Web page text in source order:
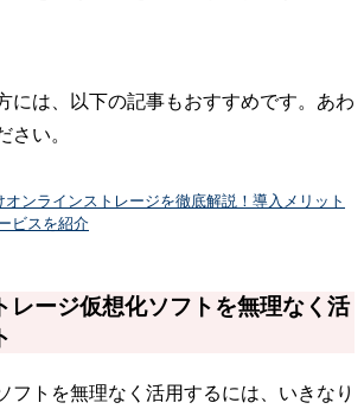
には、以下の記事もおすすめです。あわ
さい。
オンラインストレージを徹底解説！導入メリット
ビスを紹介
レージ仮想化ソフトを無理なく活
フトを無理なく活用するには、いきなり